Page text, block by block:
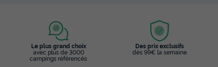
Le plus grand choix
avec plus de 3000
campings référencés
Des prix exclusifs
dès 99€ la semaine